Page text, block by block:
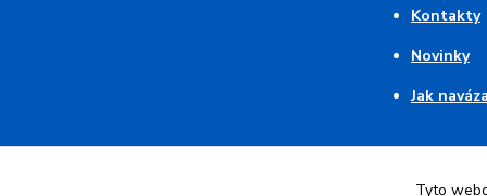
Kontakty
Novinky
Jak
Tyto